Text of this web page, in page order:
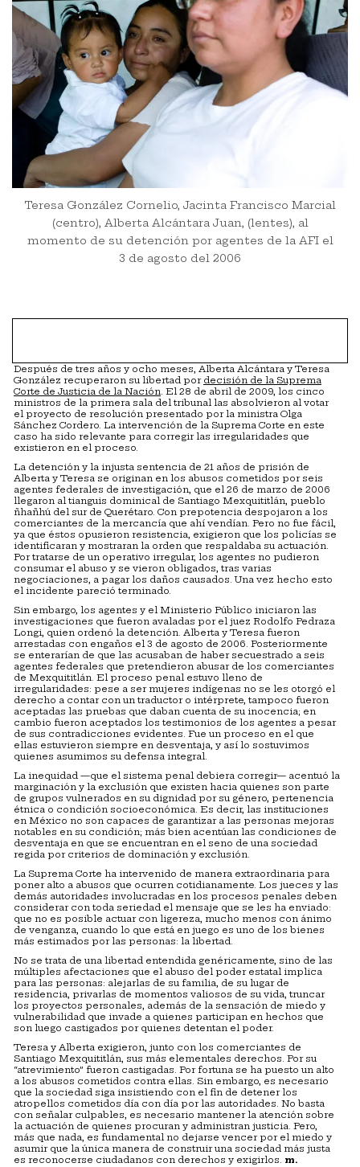
Teresa González Cornelio, Jacinta Francisco Marcial
(centro), Alberta Alcántara Juan, (lentes), al
momento de su detención por agentes de la AFI el
3 de agosto del 2006
Después de tres años y ocho meses, Alberta Alcántara y Teresa
González recuperaron su libertad por decisión de la Suprema
Corte de Justicia de la Nación. El 28 de abril de 2009, los cinco
ministros de la primera sala del tribunal las absolvieron al votar
el proyecto de resolución presentado por la ministra Olga
Sánchez Cordero. La intervención de la Suprema Corte en este
caso ha sido relevante para corregir las irregularidades que
existieron en el proceso.
La detención y la injusta sentencia de 21 años de prisión de
Alberta y Teresa se originan en los abusos cometidos por seis
agentes federales de investigación, que el 26 de marzo de 2006
llegaron al tianguis dominical de Santiago Mexquititlán, pueblo
ñhañhú del sur de Querétaro. Con prepotencia despojaron a los
comerciantes de la mercancía que ahí vendían. Pero no fue fácil,
ya que éstos opusieron resistencia, exigieron que los policías se
identificaran y mostraran la orden que respaldaba su actuación.
Por tratarse de un operativo irregular, los agentes no pudieron
consumar el abuso y se vieron obligados, tras varias
negociaciones, a pagar los daños causados. Una vez hecho esto
el incidente pareció terminado.
Sin embargo, los agentes y el Ministerio Público iniciaron las
investigaciones que fueron avaladas por el juez Rodolfo Pedraza
Longi, quien ordenó la detención. Alberta y Teresa fueron
arrestadas con engaños el 3 de agosto de 2006. Posteriormente
se enterarían de que las acusaban de haber secuestrado a seis
agentes federales que pretendieron abusar de los comerciantes
de Mexquititlán. El proceso penal estuvo lleno de
irregularidades: pese a ser mujeres indígenas no se les otorgó el
derecho a contar con un traductor o intérprete, tampoco fueron
aceptadas las pruebas que daban cuenta de su inocencia; en
cambio fueron aceptados los testimonios de los agentes a pesar
de sus contradicciones evidentes. Fue un proceso en el que
ellas estuvieron siempre en desventaja, y así lo sostuvimos
quienes asumimos su defensa integral.
La inequidad —que el sistema penal debiera corregir— acentuó la
marginación y la exclusión que existen hacia quienes son parte
de grupos vulnerados en su dignidad por su género, pertenencia
étnica o condición socioeconómica. Es decir, las instituciones
en México no son capaces de garantizar a las personas mejoras
notables en su condición; más bien acentúan las condiciones de
desventaja en que se encuentran en el seno de una sociedad
regida por criterios de dominación y exclusión.
La Suprema Corte ha intervenido de manera extraordinaria para
poner alto a abusos que ocurren cotidianamente. Los jueces y las
demás autoridades involucradas en los procesos penales deben
considerar con toda seriedad el mensaje que se les ha enviado:
que no es posible actuar con ligereza, mucho menos con ánimo
de venganza, cuando lo que está en juego es uno de los bienes
más estimados por las personas: la libertad.
No se trata de una libertad entendida genéricamente, sino de las
múltiples afectaciones que el abuso del poder estatal implica
para las personas: alejarlas de su familia, de su lugar de
residencia, privarlas de momentos valiosos de su vida, truncar
los proyectos personales, además de la sensación de miedo y
vulnerabilidad que invade a quienes participan en hechos que
son luego castigados por quienes detentan el poder.
Teresa y Alberta exigieron, junto con los comerciantes de
Santiago Mexquititlán, sus más elementales derechos. Por su
“atrevimiento” fueron castigadas. Por fortuna se ha puesto un alto
a los abusos cometidos contra ellas. Sin embargo, es necesario
que la sociedad siga insistiendo con el fin de detener los
atropellos cometidos día con día por las autoridades. No basta
con señalar culpables, es necesario mantener la atención sobre
la actuación de quienes procuran y administran justicia. Pero,
más que nada, es fundamental no dejarse vencer por el miedo y
asumir que la única manera de construir una sociedad más justa
es reconocerse ciudadanos con derechos y exigirlos. m.